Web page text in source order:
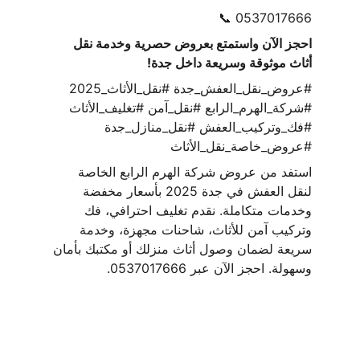
📞 0537017666
احجز الآن واستمتع بعروض حصرية وخدمة نقل
أثاث موثوقة وسريعة داخل جدة!
#شركة_الهرم_الرابع #نقل_آمن #تغليف_الأثاث
#فك_وتركيب_العفش #نقل_منازل_جدة
#عروض_خاصة_نقل_الأثاث
استفد من عروض شركة الهرم الرابع الخاصة
لنقل العفش في جدة 2025 بأسعار مخفضة
وخدمات متكاملة. نقدم تغليف احترافي، فك
وتركيب آمن للأثاث، شاحنات مجهزة، وخدمة
سريعة لضمان وصول أثاث منزلك أو مكتبك بأمان
وسهولة. احجز الآن عبر 0537017666.